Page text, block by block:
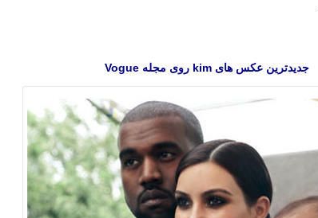
جدیدترین عکس های kim روی مجله Vogue